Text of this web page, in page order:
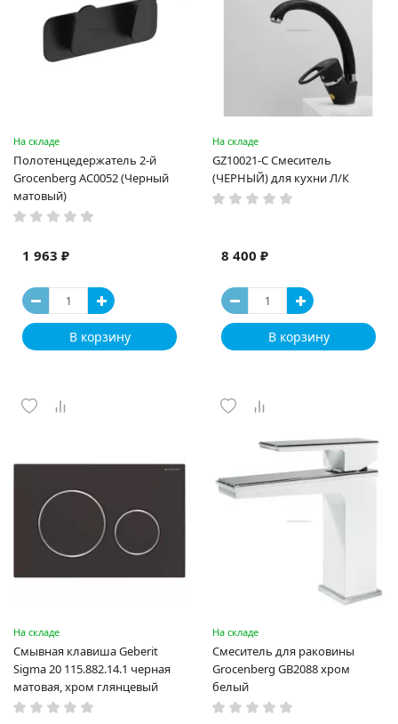
На складе
Полотенцедержатель 2-й
Grocenberg AC0052 (Черный
матовый)
1 963 ₽
В корзину
На складе
GZ10021-C Смеситель
(ЧЕРНЫЙ) для кухни Л/К
8 400 ₽
В корзину
На складе
Смывная клавиша Geberit
Sigma 20 115.882.14.1 черная
матовая, хром глянцевый
На складе
Смеситель для раковины
Grocenberg GB2088 хром
белый